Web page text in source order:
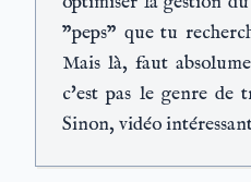
"peps" que tu
Mais là, faut
c'est pas le genre de
Sinon, vidéo